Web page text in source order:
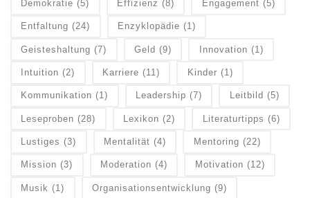
Demokratie (5) Effizienz (8) Engagement (5)
Entfaltung (24) Enzyklopädie (1)
Geisteshaltung (7) Geld (9) Innovation (1)
Intuition (2) Karriere (11) Kinder (1)
Kommunikation (1) Leadership (7) Leitbild (5)
Leseproben (28) Lexikon (2) Literaturtipps (6)
Lustiges (3) Mentalität (4) Mentoring (22)
Mission (3) Moderation (4) Motivation (12)
Musik (1) Organisationsentwicklung (9)